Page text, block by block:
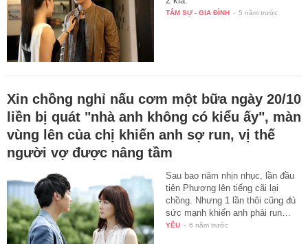
TÂM SỰ - GIA ĐÌNH - 5 năm trước
Xin chồng nghỉ nấu cơm một bữa ngày 20/10
liền bị quát "nhà anh không có kiểu ấy", màn
vùng lên của chị khiến anh sợ run, vị thế
người vợ được nâng tầm
Sau bao năm nhịn nhục, lần đầu
tiên Phương lên tiếng cãi lại
chồng. Nhưng 1 lần thôi cũng đủ
sức mạnh khiến anh phải run…
YÊU - 6 năm trước